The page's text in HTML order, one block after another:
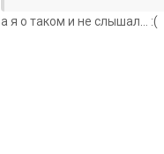
а я о таком и не слышал... :(